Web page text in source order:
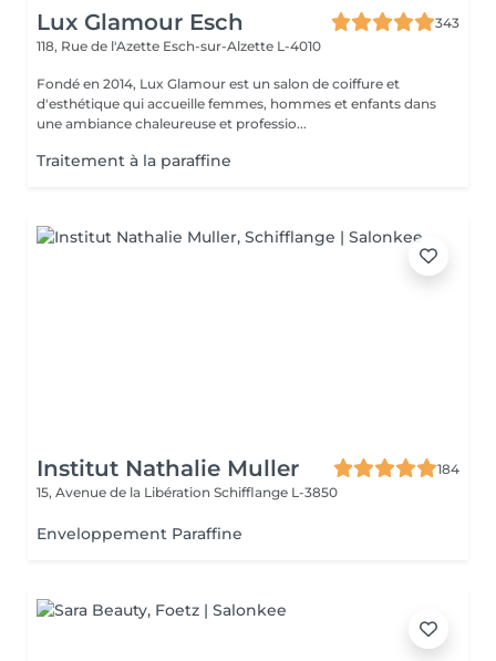
Lux Glamour Esch
343
118, Rue de l'Azette Esch-sur-Alzette L-4010
Fondé en 2014, Lux Glamour est un salon de coiffure et
d'esthétique qui accueille femmes, hommes et enfants dans
une ambiance chaleureuse et professio...
Traitement à la paraffine
Institut Nathalie Muller
184
15, Avenue de la Libération Schifflange L-3850
Enveloppement Paraffine